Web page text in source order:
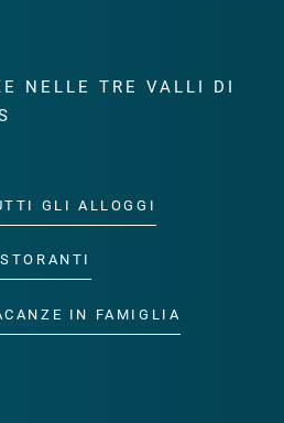
NELLE TRE VALLI DI
GLI ALLOGGI
IN FAMIGLIA